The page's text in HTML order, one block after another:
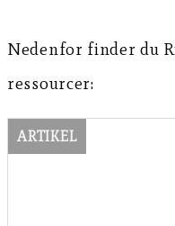
Nedenfor finder du
ressourcer:
ARTIKEL